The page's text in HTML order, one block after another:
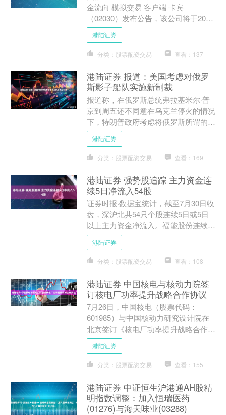
金流向 模拟交易 客户端 卡宾
（02030）发布公告，该公司将于2025
年9月5日派发中期股息每股0.0108港
元。 海....
港陆证券
分类：股票配资交易 查看：137
港陆证券 报道：美国考虑对俄罗
斯影子船队实施新制裁
报道称，在俄罗斯总统弗拉基米尔·普
京到周五还不同意在乌克兰停火的情况
下，特朗普政府考虑将俄罗斯所谓的石
油运输“影子船队”列入黑名单。 报道援
引两名熟悉白宫内部讨....
港陆证券
分类：股票配资交易 查看：169
港陆证券 强势股追踪 主力资金连
续5日净流入54股
证券时报·数据宝统计，截至7月30日收
盘，深沪北共54只个股连续5日或5日
以上主力资金净流入。福能股份连续9
日主力资金净流入，排名第一；西藏旅
游等连续8日主力资....
港陆证券
分类：股票配资交易 查看：108
港陆证券 中国核电与核动力院签
订核电厂功率提升战略合作协议
7月26日，中国核电（股票代码：
601985）与中国核动力研究设计院在
北京签订《核电厂功率提升战略合作协
议》，未来以“责任共担、任务共担、
收益共享”模式协同开展....
港陆证券
分类：股票配资交易 查看：155
港陆证券 中证恒生沪港通AH股精
明指数调整：加入恒瑞医药
(01276)与海天味业(03288)